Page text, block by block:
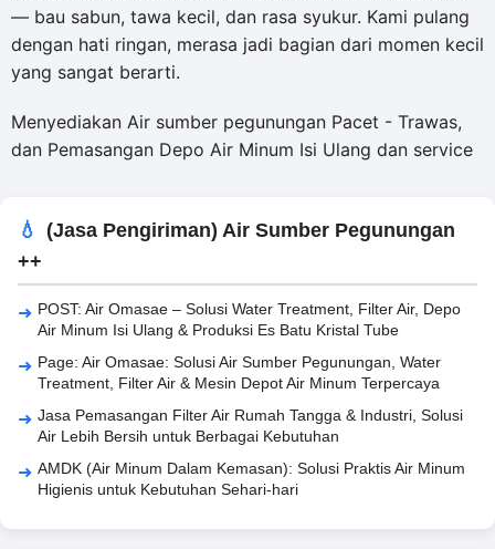
— bau sabun, tawa kecil, dan rasa syukur. Kami pulang
dengan hati ringan, merasa jadi bagian dari momen kecil
yang sangat berarti.
Menyediakan Air sumber pegunungan Pacet - Trawas,
dan Pemasangan Depo Air Minum Isi Ulang dan service
(Jasa Pengiriman) Air Sumber Pegunungan
++
POST: Air Omasae – Solusi Water Treatment, Filter Air, Depo
Air Minum Isi Ulang & Produksi Es Batu Kristal Tube
Page: Air Omasae: Solusi Air Sumber Pegunungan, Water
Treatment, Filter Air & Mesin Depot Air Minum Terpercaya
Jasa Pemasangan Filter Air Rumah Tangga & Industri, Solusi
Air Lebih Bersih untuk Berbagai Kebutuhan
AMDK (Air Minum Dalam Kemasan): Solusi Praktis Air Minum
Higienis untuk Kebutuhan Sehari-hari